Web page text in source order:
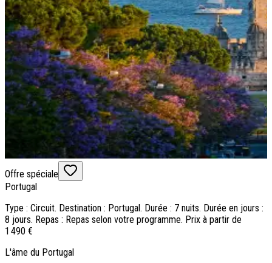
Offre spéciale
Portugal
Type : Circuit. Destination : Portugal. Durée : 7 nuits. Durée en jours :
8 jours. Repas : Repas selon votre programme. Prix à partir de
1 490 €
L'âme du Portugal